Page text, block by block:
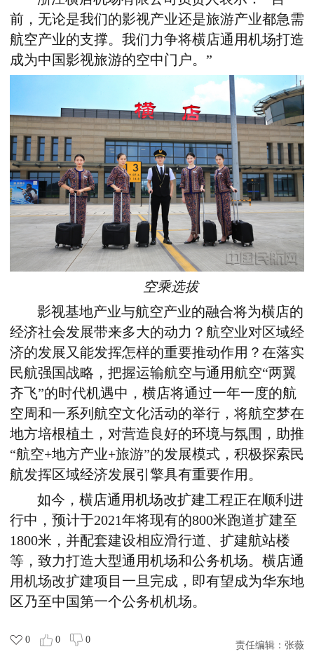
前，无论是我们的影视产业还是旅游产业都急需
航空产业的支撑。我们力争将横店通用机场打造
成为中国影视旅游的空中门户。”
空乘选拔
影视基地产业与航空产业的融合将为横店的
经济社会发展带来多大的动力？航空业对区域经
济的发展又能发挥怎样的重要推动作用？在落实
民航强国战略，把握运输航空与通用航空“两翼
齐飞”的时代机遇中，横店将通过一年一度的航
空周和一系列航空文化活动的举行，将航空梦在
地方培根植土，对营造良好的环境与氛围，助推
“航空+地方产业+旅游”的发展模式，积极探索民
航发挥区域经济发展引擎具有重要作用。
如今，横店通用机场改扩建工程正在顺利进
行中，预计于2021年将现有的800米跑道扩建至
1800米，并配套建设相应滑行道、扩建航站楼
等，致力打造大型通用机场和公务机场。横店通
用机场改扩建项目一旦完成，即有望成为华东地
区乃至中国第一个公务机机场。
0 0 0
责任编辑： 张薇